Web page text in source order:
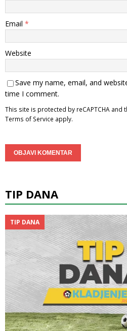
Email *
Website
Save my name, email, and
time I comment.
This site is protected by reCAPTCHA and
Terms of Service apply.
TIP DANA
TIP DANA